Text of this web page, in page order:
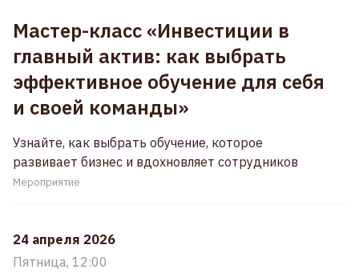
Мастер-класс «Инвестиции в
главный актив: как выбрать
эффективное обучение для себя
и своей команды»
Узнайте, как выбрать обучение, которое
развивает бизнес и вдохновляет сотрудников
Мероприятие
24 апреля 2026
Пятница, 12:00